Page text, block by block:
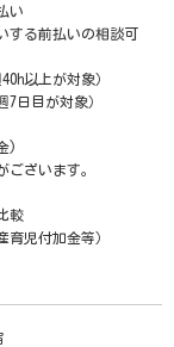
い
する前払いの相談可
以上が対象）
日目が対象）
)
ざいます。
較
育児付加金等）